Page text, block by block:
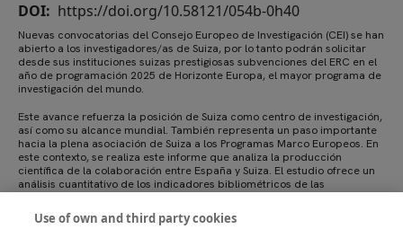
DOI
https://doi.org/10.58121/054b-0h40
Nuevas convocatorias del Consejo Europeo de Investigación (CEI) se han
abierto a los investigadores/as de Suiza, por lo tanto podrán solicitar
desde sus instituciones suizas prestigiosas subvenciones del ERC en el
año de programación 2025 de Horizonte Europa, el mayor programa de
investigación del mundo.
Este avance refuerza la posición de Suiza como centro de investigación,
así como su alcance mundial. También representa un paso importante
hacia la plena asociación de Suiza a los Programas Marco Europeos. En
este contexto, se realiza este informe que analiza la producción
científica de la colaboración entre España y Suiza. El estudio ofrece un
análisis cuantitativo de los indicadores bibliométricos de las
Suiza durante el decenio 2014-2023.
Use of own and third party cookies